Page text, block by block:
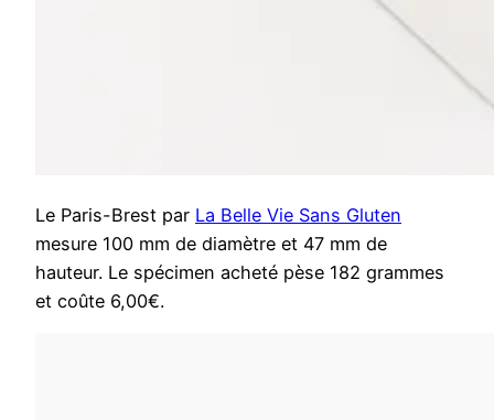
Le Paris-Brest par La Belle Vie Sans Gluten
mesure 100 mm de diamètre et 47 mm de
hauteur. Le spécimen acheté pèse 182 grammes
et coûte 6,00€.